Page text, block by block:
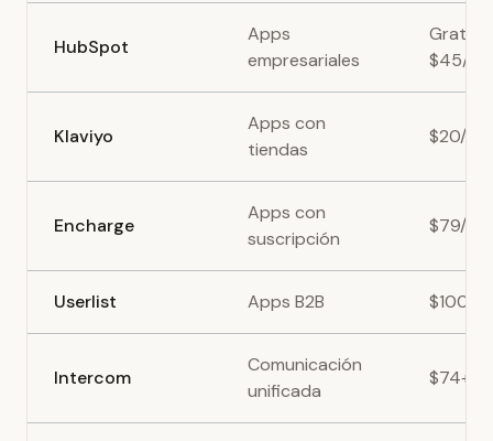
HubSpot
Apps
empresariales
Gratis -
$45/
Klaviyo
Apps con
tiendas
$20/
Encharge
Apps con
suscripción
$79/
Userlist Apps B2B $100+/
Intercom
Comunicación
unificada
$74+/